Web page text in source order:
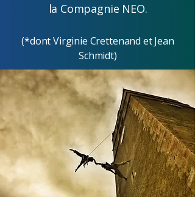
la Compagnie NEO.
(*dont Virginie Crettenand et Jean
Schmidt)